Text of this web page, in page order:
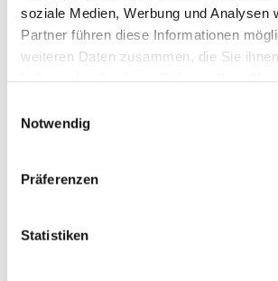
soziale Medien, Werbung und Analysen
Partner führen diese Informationen
weiteren Daten zusammen, die Sie
Notwendig
Präferenzen
Statistiken